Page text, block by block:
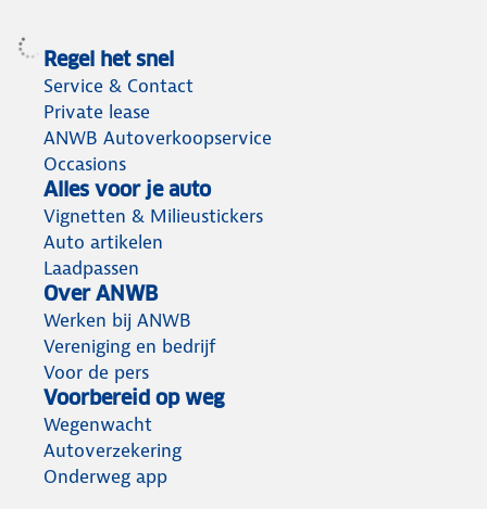
Regel het snel
Service & Contact
Private lease
ANWB Autoverkoopservice
Occasions
Alles voor je auto
Vignetten & Milieustickers
Auto artikelen
Laadpassen
Over ANWB
Werken bij ANWB
Vereniging en bedrijf
Voor de pers
Voorbereid op weg
Wegenwacht
Autoverzekering
Onderweg app